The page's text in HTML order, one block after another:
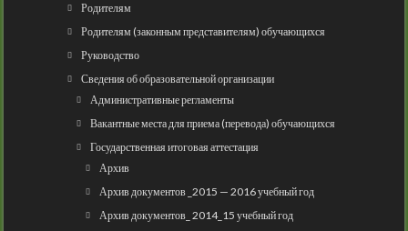
Родителям
Родителям (законным представителям) обучающихся
Руководство
Сведения об образовательной организации
Административные регламенты
Вакантные места для приема (перевода) обучающихся
Государственная итоговая аттестация
Архив
Архив документов _2015 — 2016 учебный год
Архив документов_ 2014_15 учебный год